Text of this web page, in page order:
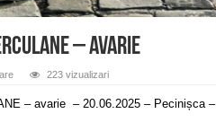
– avarie
223 vizualizari
– avarie – 20.06.2025 – Pecinișca –